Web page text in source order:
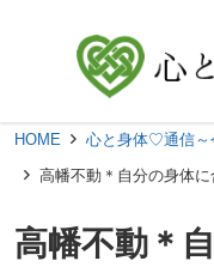
HOME
心と身体♡通信～
高幡不動＊自分の身体
高幡不動＊